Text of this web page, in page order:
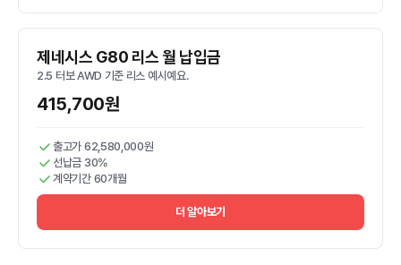
제네시스 G80 리스 월 납입금
2.5 터보 AWD 기준 리스 예시예요.
415,700원
출고가 62,580,000원
선납금 30%
계약기간 60개월
더 알아보기